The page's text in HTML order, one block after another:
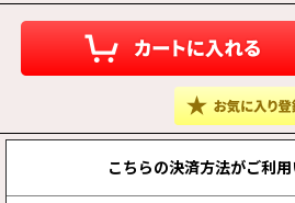
こちらの決済方法がご利